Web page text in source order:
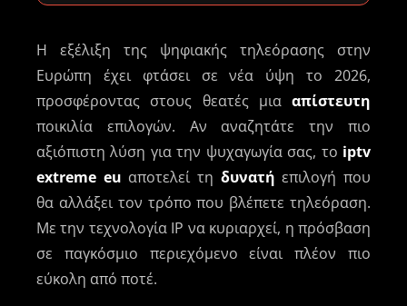
Η εξέλιξη της ψηφιακής τηλεόρασης στην
Ευρώπη έχει φτάσει σε νέα ύψη το 2026,
προσφέροντας στους θεατές μια απίστευτη
ποικιλία επιλογών. Αν αναζητάτε την πιο
αξιόπιστη λύση για την ψυχαγωγία σας, το iptv
extreme eu αποτελεί τη δυνατή επιλογή που
θα αλλάξει τον τρόπο που βλέπετε τηλεόραση.
Με την τεχνολογία IP να κυριαρχεί, η πρόσβαση
σε παγκόσμιο περιεχόμενο είναι πλέον πιο
εύκολη από ποτέ.